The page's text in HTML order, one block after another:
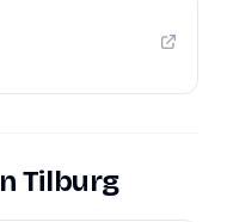
Tilburg